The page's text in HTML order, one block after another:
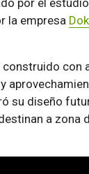
la empresa
con
su diseño
a zona